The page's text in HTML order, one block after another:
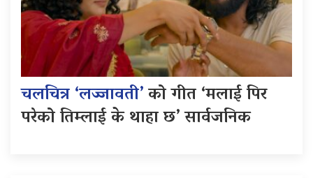
चलचित्र ‘लज्जावती’को गीत ‘मलाई पिर
परेको तिम्लाई के थाहा छ’ सार्वजनिक